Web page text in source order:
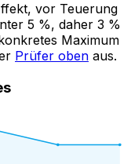
vor Teuerung
5 %, daher 3 %
Maximum
Prüfer oben aus.